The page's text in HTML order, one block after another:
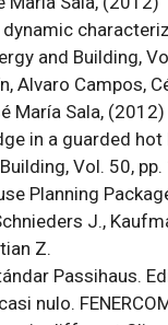
and Building,
Alvaro Campos,
María Sala, (2012)
in a guarded
Vol. 50,
Planning
J.,
Z.
Passihaus.
nulo.